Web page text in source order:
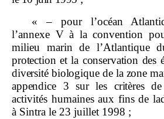
« – pour l’océan
l’annexe V à la convention
milieu marin de l’Atlantique
protection et la conservation des
diversité biologique de la zone
appendice
3 sur les critères de
activités humaines aux fins de
à Sintra le 23 juillet 1998 ;